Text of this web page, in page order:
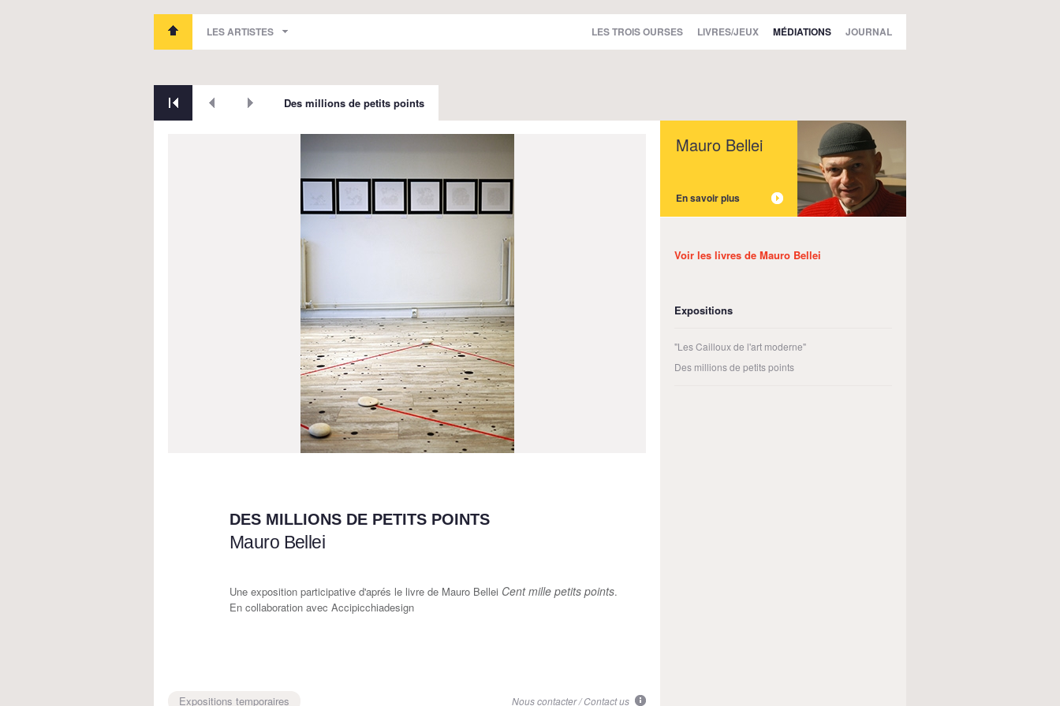
LES ARTISTES LES TROIS OURSES LIVRES/JEUX MÉDIATIONS JOURNAL
Des millions de petits points
DES MILLIONS DE PETITS POINTS
Mauro Bellei
Une exposition participative d'aprés le livre de Mauro Bellei Cent mille petits points.
En collaboration avec Accipicchiadesign
Expositions temporaires Nous contacter / Contact us
Mauro Bellei
En savoir plus
Voir les livres de Mauro Bellei
Expositions
"Les Cailloux de l'art moderne"
Des millions de petits points